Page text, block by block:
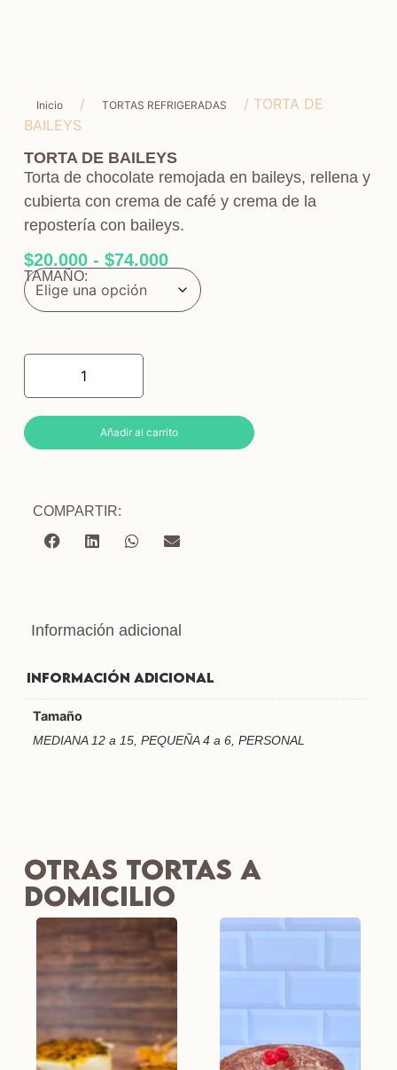
Inicio / TORTAS REFRIGERADAS
/ TORTA DE
BAILEYS
TORTA DE BAILEYS
Torta de chocolate remojada en baileys, rellena y
cubierta con crema de café y crema de la
repostería con baileys.
$20.000 - $74.000
TAMAÑO:
Añadir al carrito
COMPARTIR:
Información adicional
Información adicional
Tamaño
MEDIANA 12 a 15, PEQUEÑA 4 a 6, PERSONAL
Otras tortas a
Domicilio